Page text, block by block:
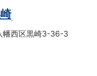
幡西区黒崎3-36-3